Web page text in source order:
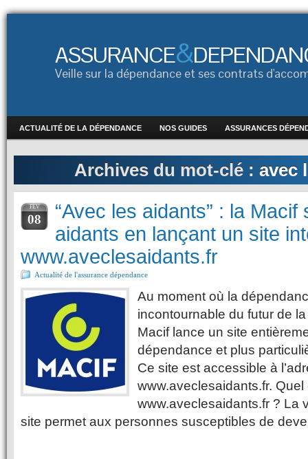
ASSURANCE&
Veille sur la dépendance et ses contrats
ACTUALITÉ DE LA DÉPENDANCE NOS GUIDES ASSURANCES
Archives du mot-clé : avec
FÉV
08
“Avec les aidants” : la Macif
aidants en lançant un site
www.aveclesaidants.fr
Actualité de l'assurance dépendance
Au moment où la
incontournable du futur de
Macif lance un site
dépendance et plus
Ce site est accessible à
www.aveclesaidants.fr. Quel
www.aveclesaidants.fr ? La
site permet aux personnes susceptibles de